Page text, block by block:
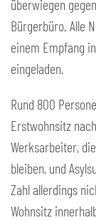
überwiegen
Bürgerbüro. Alle
einem Empfang
eingeladen.
Rund 800
Erstwohnsitz
Werksarbeiter,
bleiben, und
Zahl allerdings
Wohnsitz